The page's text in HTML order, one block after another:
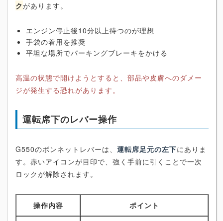
クがあります。
エンジン停止後10分以上待つのが理想
手袋の着用を推奨
平坦な場所でパーキングブレーキをかける
高温の状態で開けようとすると、部品や皮膚へのダメー
ジが発生する恐れがあります。
運転席下のレバー操作
G550のボンネットレバーは、 運転席足元の左下にありま
す。赤いアイコンが目印で、強く手前に引くことで一次
ロックが解除されます。
操作内容 ポイント